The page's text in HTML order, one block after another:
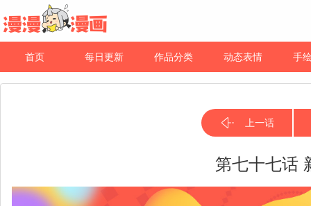
首页 每日更新 作品分类 动态表情 手
上一话
第七十七话